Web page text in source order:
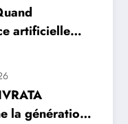
artificielle
la génération